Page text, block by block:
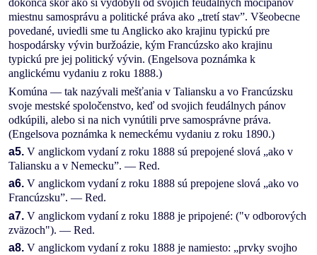
dokonca skôr ako si vydobyli od svojich feudálnych mocipánov
miestnu samosprávu a politické práva ako „tretí stav”. Všeobecne
povedané, uviedli sme tu Anglicko ako krajinu typickú pre
hospodársky vývin buržoázie, kým Francúzsko ako krajinu
typickú pre jej politický vývin. (Engelsova poznámka k
anglickému vydaniu z roku 1888.)
Komúna — tak nazývali mešťania v Taliansku a vo Francúzsku
svoje mestské spoločenstvo, keď od svojich feudálnych pánov
odkúpili, alebo si na nich vynútili prve samosprávne práva.
(Engelsova poznámka k nemeckému vydaniu z roku 1890.)
a5. V anglickom vydaní z roku 1888 sú prepojené slová „ako v
Taliansku a v Nemecku”. — Red.
a6. V anglickom vydaní z roku 1888 sú prepojene slová „ako vo
Francúzsku”. — Red.
a7. V anglickom vydaní z roku 1888 je pripojené: ("v odborových
zväzoch"). — Red.
a8. V anglickom vydaní z roku 1888 je namiesto: „prvky svojho